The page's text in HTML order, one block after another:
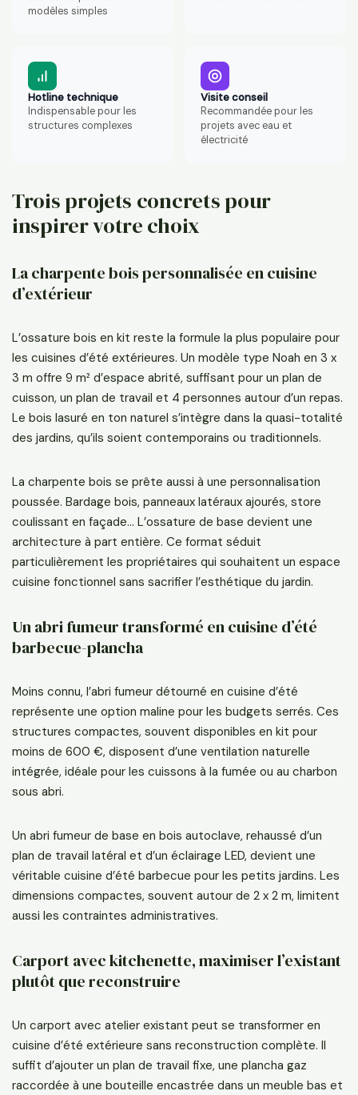
modèles simples
Hotline technique
Indispensable pour les
structures complexes
Visite conseil
Recommandée pour les
projets avec eau et
électricité
Trois projets concrets pour
inspirer votre choix
La charpente bois personnalisée en cuisine
d’extérieur
L’ossature bois en kit reste la formule la plus populaire pour
les cuisines d’été extérieures. Un modèle type Noah en 3 x
3 m offre 9 m² d’espace abrité, suffisant pour un plan de
cuisson, un plan de travail et 4 personnes autour d’un repas.
Le bois lasuré en ton naturel s’intègre dans la quasi-totalité
des jardins, qu’ils soient contemporains ou traditionnels.
La charpente bois se prête aussi à une personnalisation
poussée. Bardage bois, panneaux latéraux ajourés, store
coulissant en façade… L’ossature de base devient une
architecture à part entière. Ce format séduit
particulièrement les propriétaires qui souhaitent un espace
cuisine fonctionnel sans sacrifier l’esthétique du jardin.
Un abri fumeur transformé en cuisine d’été
barbecue-plancha
Moins connu, l’abri fumeur détourné en cuisine d’été
représente une option maline pour les budgets serrés. Ces
structures compactes, souvent disponibles en kit pour
moins de 600 €, disposent d’une ventilation naturelle
intégrée, idéale pour les cuissons à la fumée ou au charbon
sous abri.
Un abri fumeur de base en bois autoclave, rehaussé d’un
plan de travail latéral et d’un éclairage LED, devient une
véritable cuisine d’été barbecue pour les petits jardins. Les
dimensions compactes, souvent autour de 2 x 2 m, limitent
aussi les contraintes administratives.
Carport avec kitchenette, maximiser l’existant
plutôt que reconstruire
Un carport avec atelier existant peut se transformer en
cuisine d’été extérieure sans reconstruction complète. Il
suffit d’ajouter un plan de travail fixe, une plancha gaz
raccordée à une bouteille encastrée dans un meuble bas et